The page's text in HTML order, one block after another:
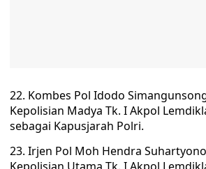
22. Kombes Pol Idodo
Kepolisian Madya Tk. I Akpol
sebagai Kapusjarah Polri.
23. Irjen Pol Moh Hendra